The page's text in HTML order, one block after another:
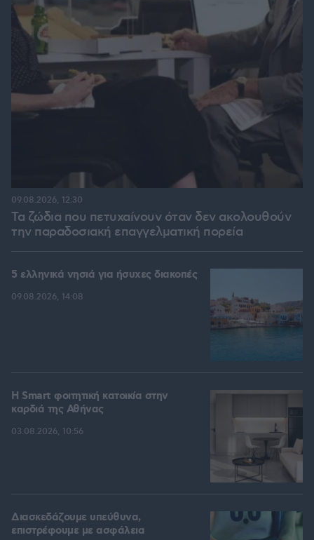
Τα ζώδια που πετυχαίνουν όταν δεν ακολουθούν
την παραδοσιακή επαγγελματική πορεία
09.08.2026, 12:30
5 ελληνικά νησιά για ήσυχες διακοπές
09.08.2026, 14:08
Η Smart φοιτητική κατοικία στην
καρδιά της Αθήνας
03.08.2026, 10:56
Διασκεδάζουμε υπεύθυνα,
επιστρέφουμε με ασφάλεια